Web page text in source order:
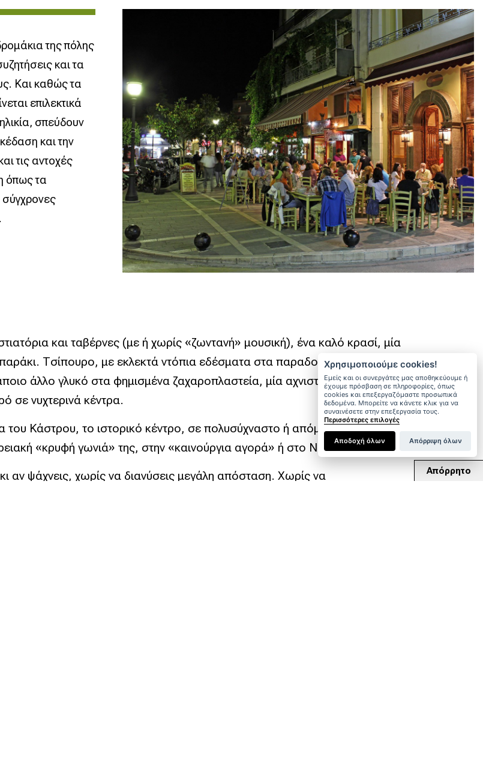
Απόρρητο
της πόλης
και τα
Και καθώς τα
επιλεκτικά
σπεύδουν
και την
τις αντοχές
όπως τα
σύγχρονες
και ταβέρνες (με ή χωρίς «ζωντανή» μουσική), ένα καλό κρασί, μία
Τσίπουρο, με εκλεκτά ντόπια εδέσματα στα παραδοσιακά
άλλο γλυκό στα φημισμένα ζαχαροπλαστεία, μία αχνιστή, λαχταριστή,
σε νυχτερινά κέντρα.
του Κάστρου, το ιστορικό κέντρο, σε πολυσύχναστο ή απόμερο πεζόδρομο
«κρυφή γωνιά» της, στην «καινούργια αγορά» ή στο Νησί.
αν ψάχνεις, χωρίς να διανύσεις μεγάλη απόσταση. Χωρίς να
Χρησιμοποιούμε cookies!
Εμείς και οι συνεργάτες μας αποθηκεύουμε ή
έχουμε πρόσβαση σε πληροφορίες, όπως
cookies και επεξεργαζόμαστε προσωπικά
δεδομένα. Μπορείτε να κάνετε κλικ για να
συναινέσετε στην επεξεργασία τους.
Περισσότερες επιλογές
Αποδοχή όλων Απόρριψη όλων